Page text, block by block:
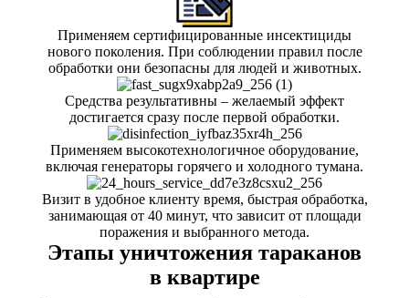
Применяем сертифицированные инсектициды
нового поколения. При соблюдении правил после
обработки они безопасны для людей и животных.
Средства результативны – желаемый эффект
достигается сразу после первой обработки.
Применяем высокотехнологичное оборудование,
включая генераторы горячего и холодного тумана.
Визит в удобное клиенту время, быстрая обработка,
занимающая от 40 минут, что зависит от площади
поражения и выбранного метода.
Этапы уничтожения тараканов
в квартире